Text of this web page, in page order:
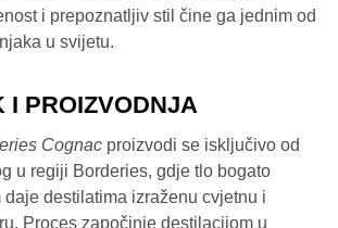
i prepoznatljiv stil čine ga jednim od
u svijetu.
I PROIZVODNJA
Cognac proizvodi se isključivo od
u regiji Borderies, gdje tlo bogato
destilatima izraženu cvjetnu i
Proces započinje destilacijom u